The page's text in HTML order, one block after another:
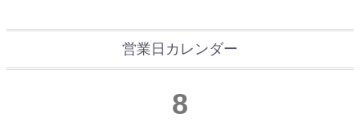
営業日カレンダー
8